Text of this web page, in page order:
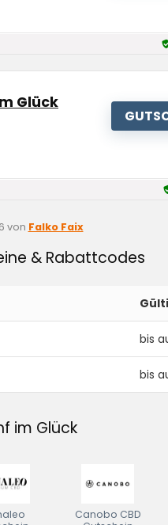
Glück
von Falko Faix
& Rabattcodes
bis
bis
im Glück
Canobo CBD